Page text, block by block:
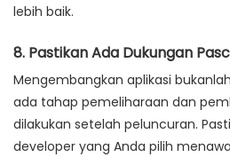
lebih baik.
8. Pastikan Ada Dukungan
Mengembangkan aplikasi
ada tahap pemeliharaan dan
dilakukan setelah peluncuran.
developer yang Anda pilih